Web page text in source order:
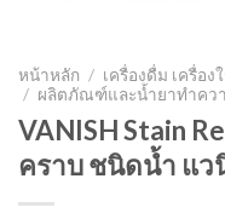
หน้าหลัก / เครื่องดื่ม เครื่อ
/ ผลิตภัณฑ์และน้ำยาทำควา
VANISH Stain
คราบ ชนิดน้ำ แว